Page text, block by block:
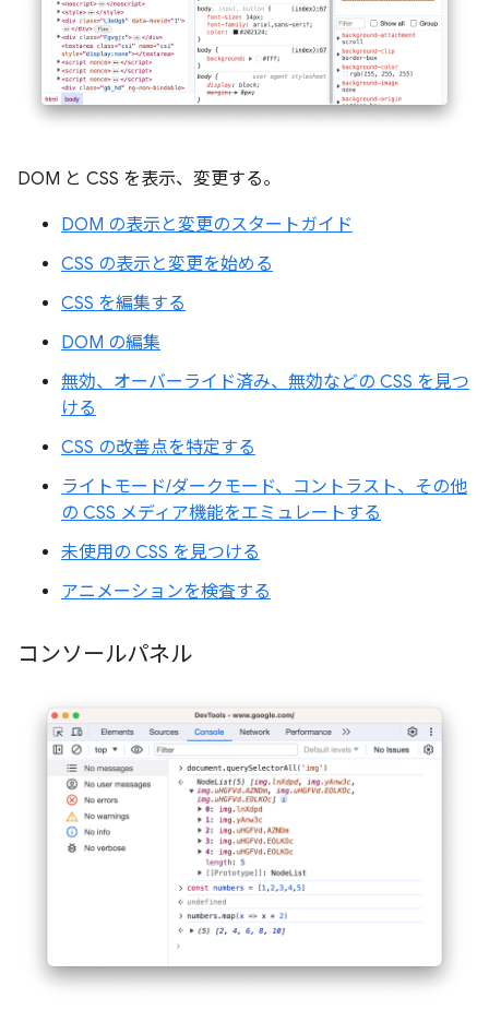
DOM と CSS を表示、変更する。
DOM の表示と変更のスタートガイド
CSS の表示と変更を始める
CSS を編集する
DOM の編集
無効、オーバーライド済み、無効などの CSS を見つ
ける
CSS の改善点を特定する
ライトモード/ダークモード、コントラスト、その他
の CSS メディア機能をエミュレートする
未使用の CSS を見つける
アニメーションを検査する
コンソールパネル